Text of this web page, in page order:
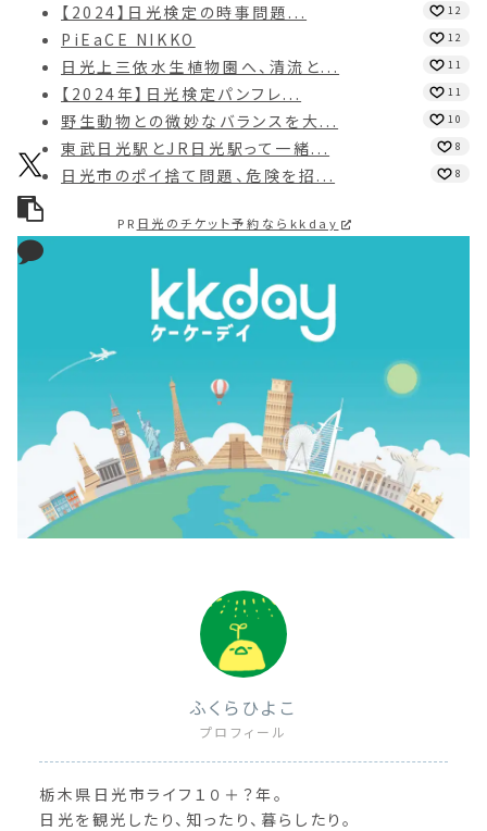
【2024】日光検定の時事問題... 12
PiEaCE NIKKO 12
日光上三依水生植物園へ、清流と... 11
【2024年】日光検定パンフレ... 11
野生動物との微妙なバランスを大... 10
東武日光駅とJR日光駅って一緒... 8
日光市のポイ捨て問題、危険を招... 8
PR 日光のチケット予約ならkkday
ふくらひよこ
プロフィール
栃木県日光市ライフ１０＋？年。
日光を観光したり、知ったり、暮らしたり。